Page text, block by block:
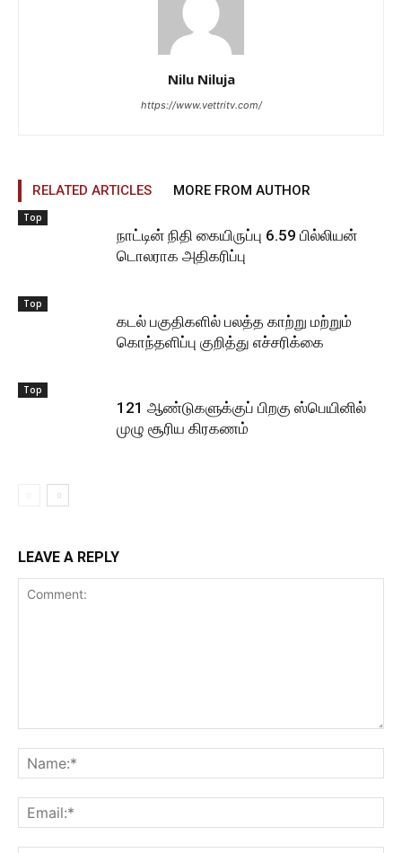
Nilu Niluja
https://www.vettritv.com/
RELATED ARTICLES MORE FROM AUTHOR
Top
நாட்டின் நிதி கையிருப்பு 6.59 பில்லியன்
டொலராக அதிகரிப்பு
Top
கடல் பகுதிகளில் பலத்த காற்று மற்றும்
கொந்தளிப்பு குறித்து எச்சரிக்கை
Top
121 ஆண்டுகளுக்குப் பிறகு ஸ்பெயினில்
முழு சூரிய கிரகணம்
LEAVE A REPLY